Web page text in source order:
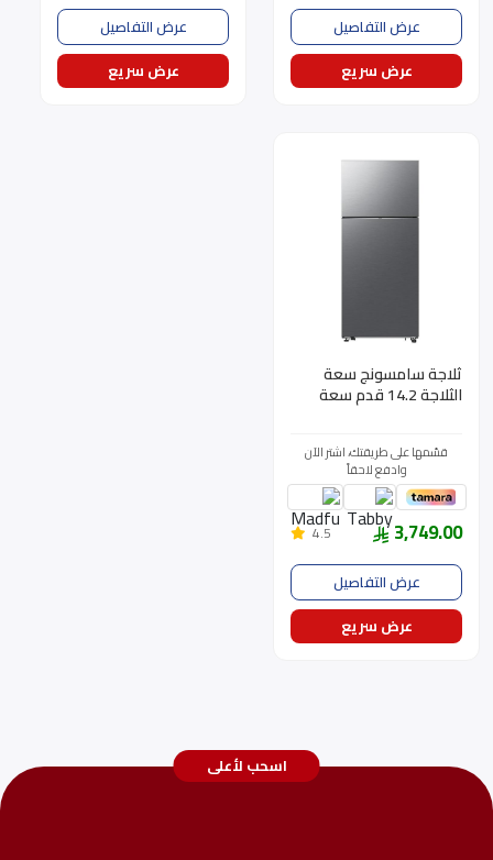
عرض التفاصيل
عرض سريع
عرض التفاصيل
عرض سريع
ثلاجة سامسونج سعة
الثلاجة 14.2 قدم سعة
المجمد 4.4 قدم سلفر واي
(تايلاندي)RT53DG7A10S9(SH)
قسّمها على طريقتك، اشتر الآن
وادفع لاحقاً
3,749.00
4.5
عرض التفاصيل
عرض سريع
اسحب لأعلى